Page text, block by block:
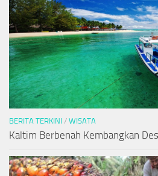
BERITA TERKINI / WISATA
Kaltim Berbenah Kembangkan